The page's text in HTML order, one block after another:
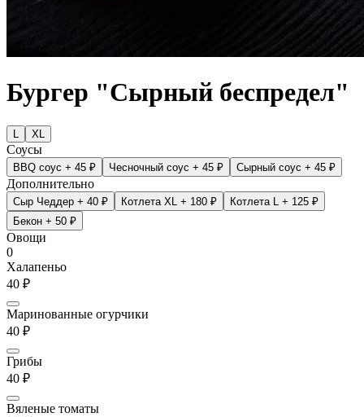
Бургер "Сырный беспредел"
XL
Соусы
BBQ соус + 45 ₽ Чесночный соус + 45 ₽ Сырный соус + 45 ₽
Дополнительно
Сыр Чеддер + 40 ₽ Котлета XL + 180 ₽ Котлета L
+ 125 ₽
Бекон + 50 ₽
Овощи
0
Халапеньо
40 ₽
Маринованные огурчики
40 ₽
Грибы
40 ₽
Вяленые томаты